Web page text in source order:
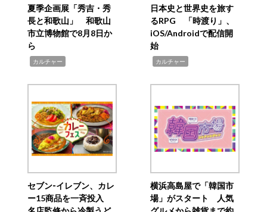
夏季企画展「秀吉・秀
長と和歌山」 和歌山
市立博物館で8月8日か
ら
カルチャー
日本史と世界史を旅す
るRPG 「時渡り」、
iOS/Androidで配信開
始
カルチャー
セブン‐イレブン、カレ
ー15商品を一斉投入
横浜高島屋で「韓国市
場」がスタート 人気